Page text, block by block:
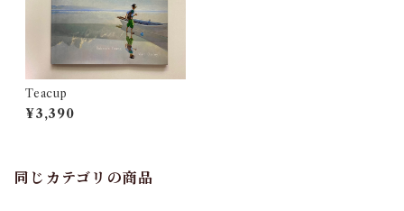
Teacup
¥3,390
同じカテゴリの商品